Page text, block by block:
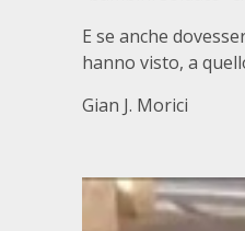
E se anche
hanno visto, a
Gian J. Morici